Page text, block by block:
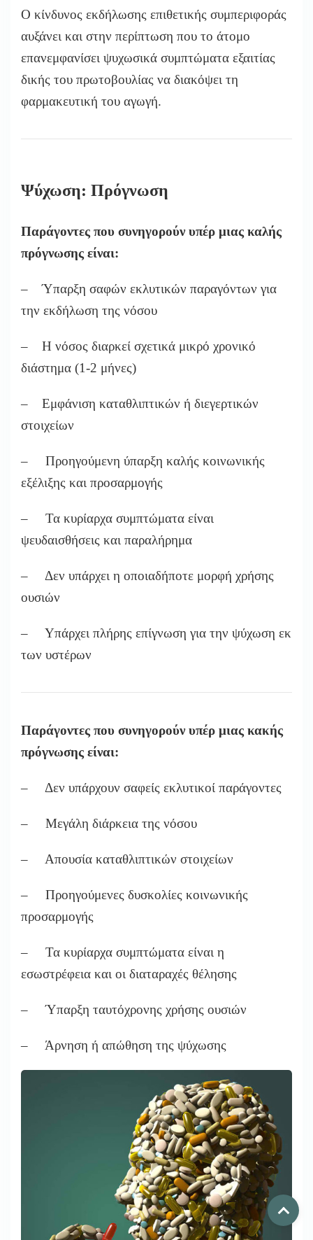
Ο κίνδυνος εκδήλωσης επιθετικής συμπεριφοράς
αυξάνει και στην περίπτωση που το άτομο
επανεμφανίσει ψυχωσικά συμπτώματα εξαιτίας
δικής του πρωτοβουλίας να διακόψει τη
φαρμακευτική του αγωγή.
Ψύχωση: Πρόγνωση
Παράγοντες που συνηγορούν υπέρ μιας καλής
πρόγνωσης είναι:
– Ύπαρξη σαφών εκλυτικών παραγόντων για
την εκδήλωση της νόσου
– Η νόσος διαρκεί σχετικά μικρό χρονικό
διάστημα (1-2 μήνες)
– Εμφάνιση καταθλιπτικών ή διεγερτικών
στοιχείων
– Προηγούμενη ύπαρξη καλής κοινωνικής
εξέλιξης και προσαρμογής
– Τα κυρίαρχα συμπτώματα είναι
ψευδαισθήσεις και παραλήρημα
– Δεν υπάρχει η οποιαδήποτε μορφή χρήσης
ουσιών
– Υπάρχει πλήρης επίγνωση για την ψύχωση εκ
των υστέρων
Παράγοντες που συνηγορούν υπέρ μιας κακής
πρόγνωσης είναι:
– Δεν υπάρχουν σαφείς εκλυτικοί παράγοντες
– Μεγάλη διάρκεια της νόσου
– Απουσία καταθλιπτικών στοιχείων
– Προηγούμενες δυσκολίες κοινωνικής
προσαρμογής
– Τα κυρίαρχα συμπτώματα είναι η
εσωστρέφεια και οι διαταραχές θέλησης
– Ύπαρξη ταυτόχρονης χρήσης ουσιών
– Άρνηση ή απώθηση της ψύχωσης